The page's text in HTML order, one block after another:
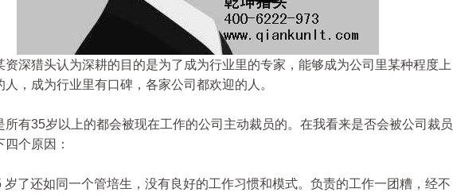
猎头认为深耕的目的是为了成为行业里的专家，能够成为公司里某种程度上
人，成为行业里有口碑，各家公司都欢迎的人。
35岁以上的都会被现在工作的公司主动裁员的。在我看来是否会被公司裁员
个原因：
还如同一个管培生，没有良好的工作习惯和模式。负责的工作一团糟，经不